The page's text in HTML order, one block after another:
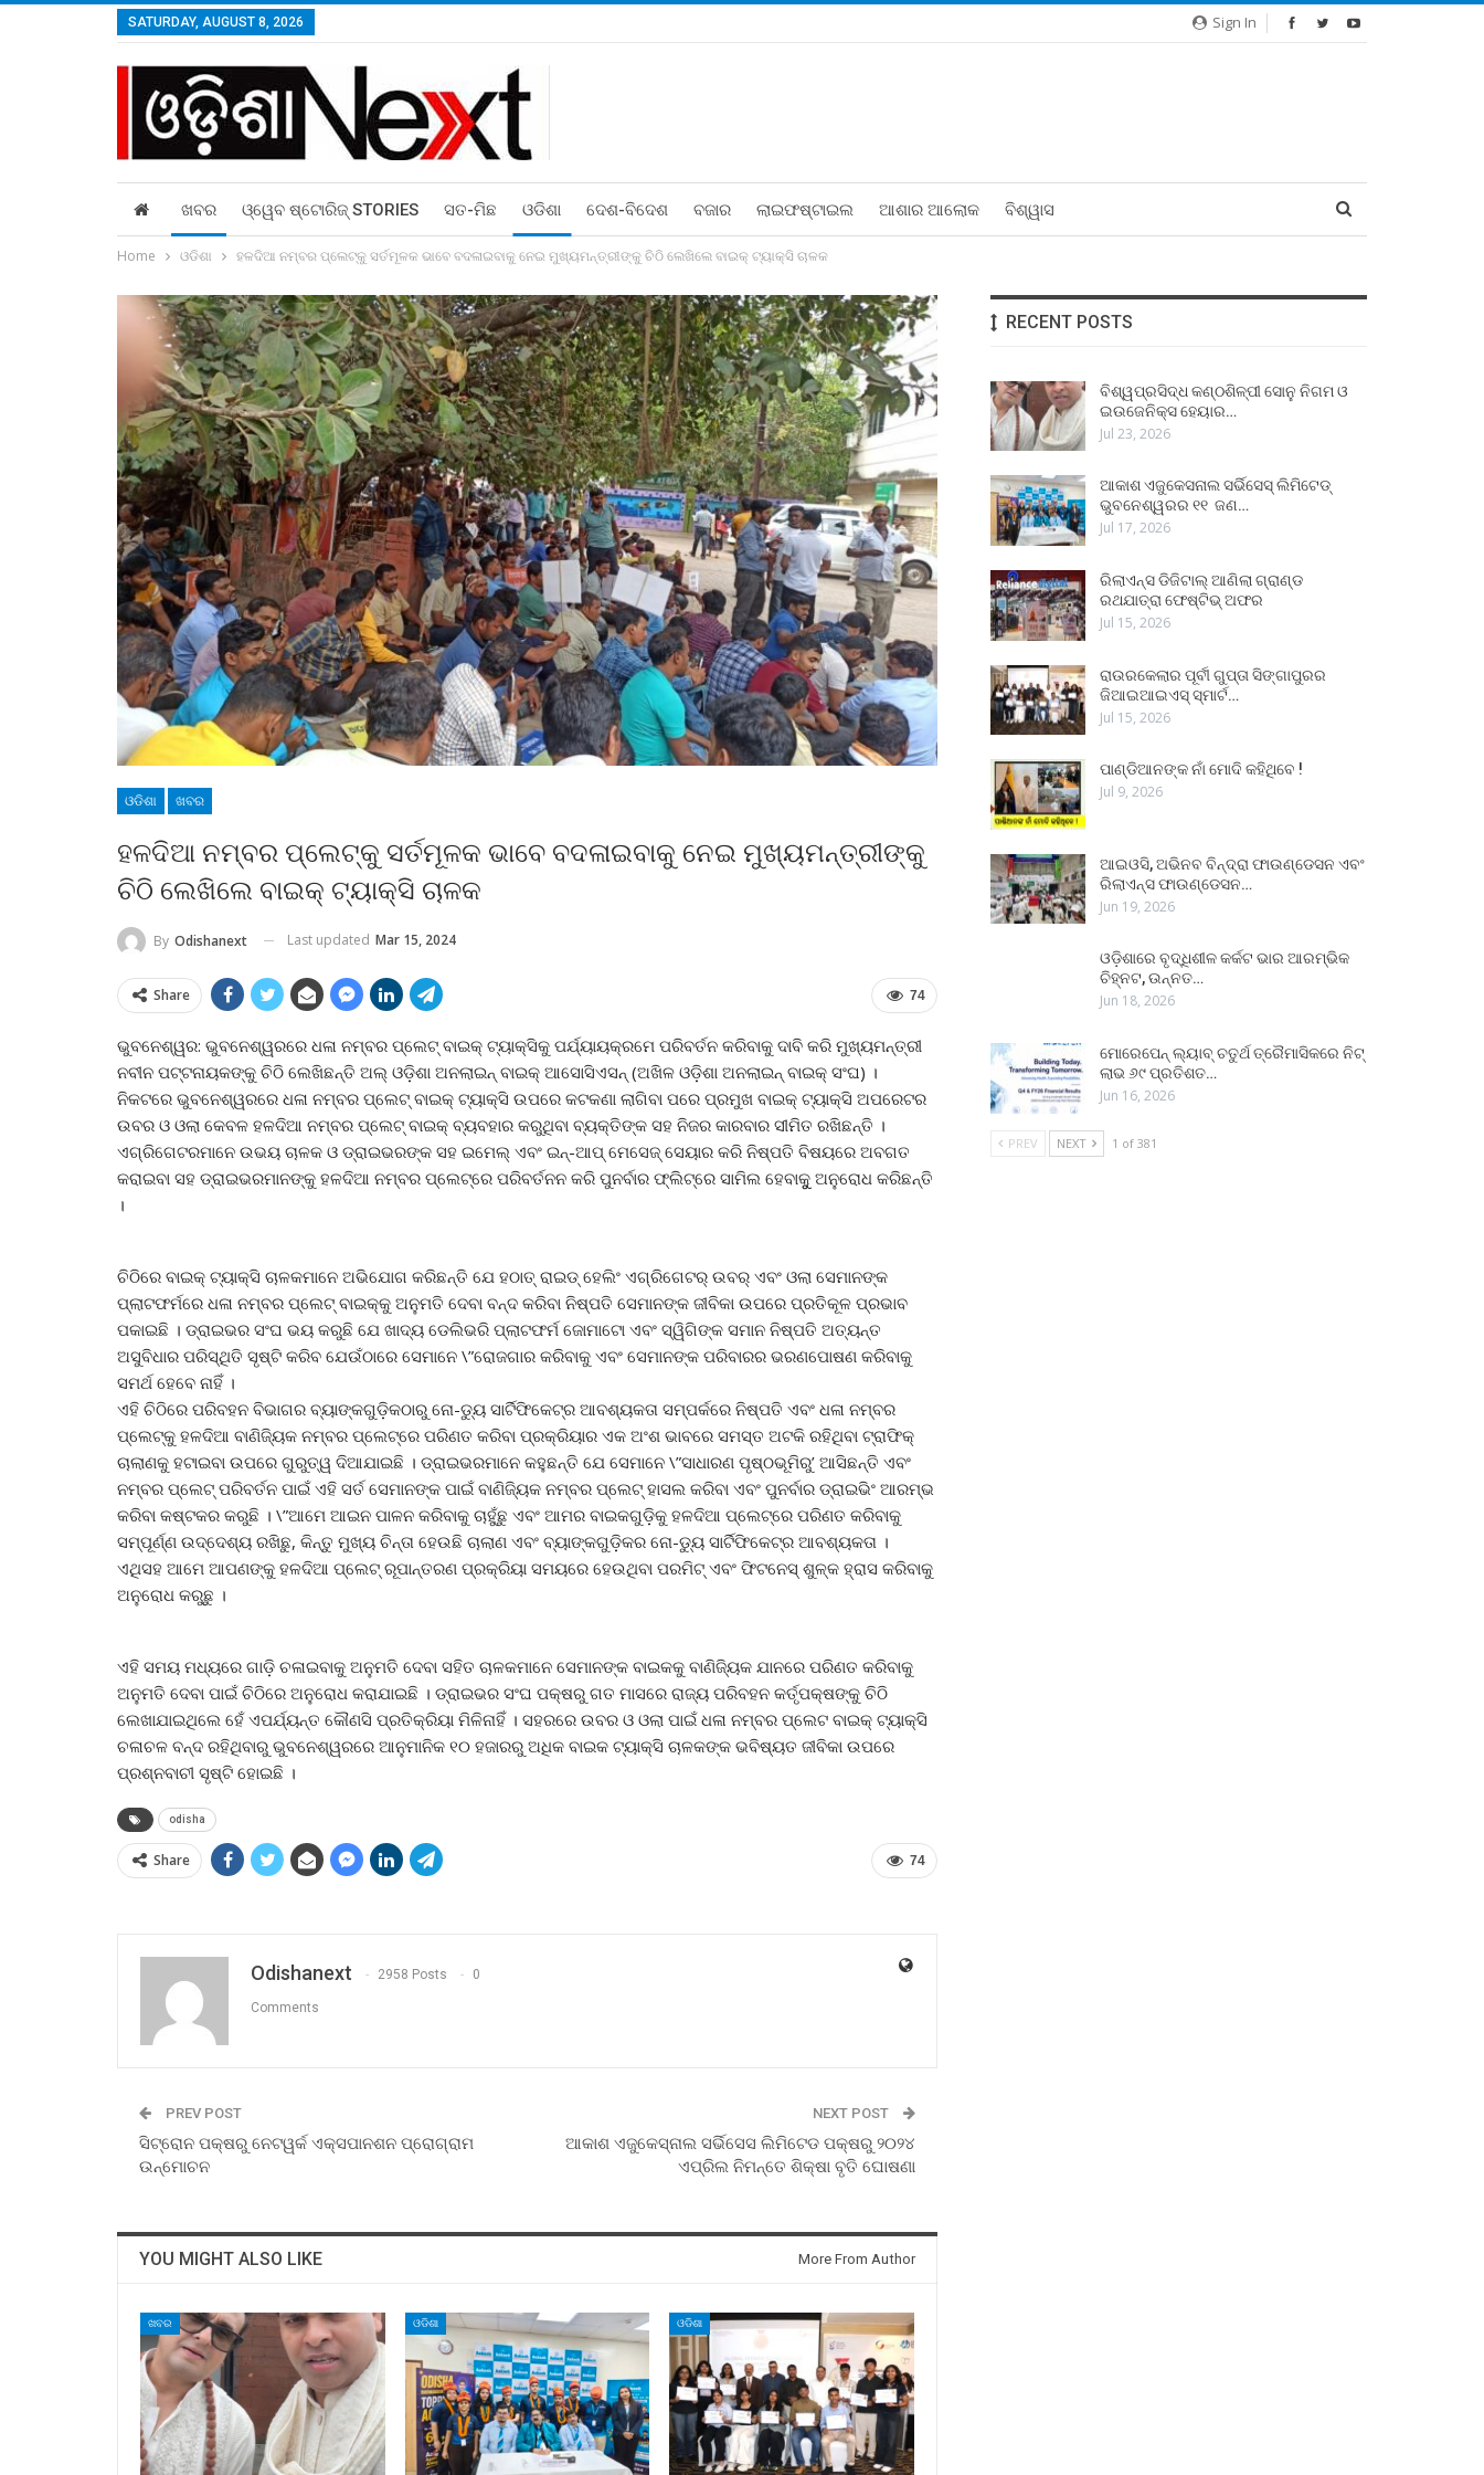
Sign In
SATURDAY, AUGUST 8, 2026
ଖବର ଓ୍ୱେବ ଷ୍ଟୋରିଜ୍‌ STORIES ସତ-ମିଛ ଓଡିଶା ଦେଶ-ବିଦେଶ ବଜାର ଲାଇଫଷ୍ଟାଇଲ ଆଶାର ଆଲୋକ ବିଶ୍ୱାସ
Home ଓଡିଶା ହଳଦିଆ ନମ୍ବର ପ୍ଲେଟ୍‌କୁ ସର୍ତମୂଳକ ଭାବେ ବଦଳାଇବାକୁ ନେଇ ମୁଖ୍ୟମନ୍ତ୍ରୀଙ୍କୁ ଚିଠି ଲେଖିଲେ ବାଇକ୍ ଟ୍ୟାକ୍ସି ଚାଳକ
ଓଡିଶା ଖବର
ହଳଦିଆ ନମ୍ବର ପ୍ଲେଟ୍‌କୁ ସର୍ତମୂଳକ ଭାବେ ବଦଳାଇବାକୁ ନେଇ ମୁଖ୍ୟମନ୍ତ୍ରୀଙ୍କୁ
ଚିଠି ଲେଖିଲେ ବାଇକ୍ ଟ୍ୟାକ୍ସି ଚାଳକ
By Odishanext Last updated Mar 15, 2024
74
Share
ଭୁବନେଶ୍ୱର: ଭୁବନେଶ୍ୱରରେ ଧଳା ନମ୍ବର ପ୍ଲେଟ୍ ବାଇକ୍ ଟ୍ୟାକ୍ସିକୁ ପର୍ଯ୍ୟାୟକ୍ରମେ ପରିବର୍ତନ କରିବାକୁ ଦାବି କରି ମୁଖ୍ୟମନ୍ତ୍ରୀ
ନବୀନ ପଟ୍ଟନାୟକଙ୍କୁ ଚିଠି ଲେଖିଛନ୍ତି ଅଲ୍ ଓଡ଼ିଶା ଅନଲାଇନ୍ ବାଇକ୍ ଆସୋସିଏସନ୍ (ଅଖିଳ ଓଡ଼ିଶା ଅନଲାଇନ୍ ବାଇକ୍ ସଂଘ) ।
ନିକଟରେ ଭୁବନେଶ୍ୱରରେ ଧଳା ନମ୍ବର ପ୍ଲେଟ୍ ବାଇକ୍ ଟ୍ୟାକ୍ସି ଉପରେ କଟକଣା ଲାଗିବା ପରେ ପ୍ରମୁଖ ବାଇକ୍ ଟ୍ୟାକ୍ସି ଅପରେଟର
ଉବର ଓ ଓଲା କେବଳ ହଳଦିଆ ନମ୍ବର ପ୍ଲେଟ୍ ବାଇକ୍ ବ୍ୟବହାର କରୁଥିବା ବ୍ୟକ୍ତିଙ୍କ ସହ ନିଜର କାରବାର ସୀମିତ ରଖିଛନ୍ତି ।
ଏଗ୍ରିଗେଟରମାନେ ଉଭୟ ଚାଳକ ଓ ଡ୍ରାଇଭରଙ୍କ ସହ ଇମେଲ୍ ଏବଂ ଇନ୍‌-ଆପ୍ ମେସେଜ୍ ସେୟାର କରି ନିଷ୍ପତି ବିଷୟରେ ଅବଗତ
କରାଇବା ସହ ଡ୍ରାଇଭରମାନଙ୍କୁ ହଳଦିଆ ନମ୍ବର ପ୍ଲେଟ୍‌ରେ ପରିବର୍ତନନ କରି ପୁନର୍ବାର ଫ୍ଲିଟ୍‌ରେ ସାମିଲ ହେବାକୁୁ ଅନୁରୋଧ କରିଛନ୍ତି
।
ଚିଠିରେ ବାଇକ୍ ଟ୍ୟାକ୍ସି ଚାଳକମାନେ ଅଭିଯୋଗ କରିଛନ୍ତି ଯେ ହଠାତ୍ ରାଇଡ୍ ହେଲିଂ ଏଗ୍ରିଗେଟର୍ ଉବର୍ ଏବଂ ଓଲା ସେମାନଙ୍କ
ପ୍ଲାଟଫର୍ମରେ ଧଳା ନମ୍ବର ପ୍ଲେଟ୍ ବାଇକ୍‌କୁ ଅନୁମତି ଦେବା ବନ୍ଦ କରିବା ନିଷ୍ପତି ସେମାନଙ୍କ ଜୀବିକା ଉପରେ ପ୍ରତିକୂଳ ପ୍ରଭାବ
ପକାଇଛି । ଡ୍ରାଇଭର ସଂଘ ଭୟ କରୁଛି ଯେ ଖାଦ୍ୟ ଡେଲିଭରି ପ୍ଲାଟଫର୍ମ ଜୋମାଟୋ ଏବଂ ସ୍ୱିଗିଙ୍କ ସମାନ ନିଷ୍ପତି ଅତ୍ୟନ୍ତ
ଅସୁବିଧାର ପରିସ୍ଥିତି ସୃଷ୍ଟି କରିବ ଯେଉଁଠାରେ ସେମାନେ \”ରୋଜଗାର କରିବାକୁ ଏବଂ ସେମାନଙ୍କ ପରିବାରର ଭରଣପୋଷଣ କରିବାକୁ
ସମର୍ଥ ହେବେ ନାହିଁ ।
ଏହି ଚିଠିରେ ପରିବହନ ବିଭାଗର ବ୍ୟାଙ୍କଗୁଡ଼ିକଠାରୁ ନୋ-ଡ୍ୟୁ ସାର୍ଟିଫିକେଟ୍‌ର ଆବଶ୍ୟକତା ସମ୍ପର୍କରେ ନିଷ୍ପତି ଏବଂ ଧଳା ନମ୍ବର
ପ୍ଲେଟ୍‌କୁ ହଳଦିଆ ବାଣିଜ୍ୟିକ ନମ୍ବର ପ୍ଲେଟ୍‌ରେ ପରିଣତ କରିବା ପ୍ରକ୍ରିୟାର ଏକ ଅଂଶ ଭାବରେ ସମସ୍ତ ଅଟକି ରହିଥିବା ଟ୍ରାଫିକ୍
ଚାଲାଣକୁ ହଟାଇବା ଉପରେ ଗୁରୁତ୍ୱ ଦିଆଯାଇଛି । ଡ୍ରାଇଭରମାନେ କହୁଛନ୍ତି ଯେ ସେମାନେ \”ସାଧାରଣ ପୃଷ୍ଠଭୂମିରୁ’ ଆସିଛନ୍ତି ଏବଂ
ନମ୍ବର ପ୍ଲେଟ୍ ପରିବର୍ତନ ପାଇଁ ଏହି ସର୍ତ ସେମାନଙ୍କ ପାଇଁ ବାଣିଜ୍ୟିକ ନମ୍ବର ପ୍ଲେଟ୍ ହାସଲ କରିବା ଏବଂ ପୁନର୍ବାର ଡ୍ରାଇଭିଂ ଆରମ୍ଭ
କରିବା କଷ୍ଟକର କରୁଛି । \”ଆମେ ଆଇନ ପାଳନ କରିବାକୁ ଚାହୁଁଛୁ ଏବଂ ଆମର ବାଇକଗୁଡ଼ିକୁ ହଳଦିଆ ପ୍ଲେଟ୍‌ରେ ପରିଣତ କରିବାକୁ
ସମ୍ପୂର୍ଣ୍ଣ ଉଦ୍ଦେଶ୍ୟ ରଖିଛୁ, କିନ୍ତୁ ମୁଖ୍ୟ ଚିନ୍ତା ହେଉଛି ଚାଲାଣ ଏବଂ ବ୍ୟାଙ୍କଗୁଡ଼ିକର ନୋ-ଡ୍ୟୁ ସାର୍ଟିଫିକେଟ୍‌ର ଆବଶ୍ୟକତା ।
ଏଥିସହ ଆମେ ଆପଣଙ୍କୁ ହଳଦିଆ ପ୍ଲେଟ୍ ରୂପାନ୍ତରଣ ପ୍ରକ୍ରିୟା ସମୟରେ ହେଉଥିବା ପରମିଟ୍ ଏବଂ ଫିଟନେସ୍ ଶୁଳ୍କ ହ୍ରାସ କରିବାକୁ
ଅନୁରୋଧ କରୁଛୁ ।
ଏହି ସମୟ ମଧ୍ୟରେ ଗାଡ଼ି ଚଳାଇବାକୁ ଅନୁମତି ଦେବା ସହିତ ଚାଳକମାନେ ସେମାନଙ୍କ ବାଇକକୁ ବାଣିଜ୍ୟିକ ଯାନରେ ପରିଣତ କରିବାକୁ
ଅନୁମତି ଦେବା ପାଇଁ ଚିଠିରେ ଅନୁରୋଧ କରାଯାଇଛି । ଡ୍ରାଇଭର ସଂଘ ପକ୍ଷରୁ ଗତ ମାସରେ ରାଜ୍ୟ ପରିବହନ କର୍ତୃପକ୍ଷଙ୍କୁ ଚିଠି
ଲେଖାଯାଇଥିଲେ ହେଁ ଏପର୍ଯ୍ୟନ୍ତ କୌଣସି ପ୍ରତିକ୍ରିୟା ମିଳିନାହିଁ । ସହରରେ ଉବର ଓ ଓଲା ପାଇଁ ଧଳା ନମ୍ବର ପ୍ଲେଟ ବାଇକ୍ ଟ୍ୟାକ୍ସି
ଚଳାଚଳ ବନ୍ଦ ରହିଥିବାରୁ ଭୁବନେଶ୍ୱରରେ ଆନୁମାନିକ ୧୦ ହଜାରରୁ ଅଧିକ ବାଇକ ଟ୍ୟାକ୍ସି ଚାଳକଙ୍କ ଭବିଷ୍ୟତ ଜୀବିକା ଉପରେ
ପ୍ରଶ୍ନବାଚୀ ସୃଷ୍ଟି ହୋଇଛି ।
odisha
74
Share
Odishanext 2958 Posts 0
Comments
PREV POST
ସିଟ୍ରୋନ ପକ୍ଷରୁ ନେଟୱର୍କ ଏକ୍ସପାନଶନ ପ୍ରୋଗ୍ରାମ
ଉନ୍ମୋଚନ
NEXT POST
ଆକାଶ ଏଜୁକେସ୍‌ନାଲ ସର୍ଭିସେସ ଲିମିଟେଡ ପକ୍ଷରୁ ୨୦୨୪
ଏପ୍ରିଲ ନିମନ୍ତେ ଶିକ୍ଷା ବୃତି ଘୋଷଣା
YOU MIGHT ALSO LIKE More From Author
ଖବର ଓଡିଶା ଓଡିଶା
RECENT POSTS
ବିଶ୍ୱପ୍ରସିଦ୍ଧ କଣ୍ଠଶିଳ୍ପୀ ସୋନୁ ନିଗମ ଓ
ଇଉଜେନିକ୍ସ ହେୟାର…
Jul 23, 2026
ଆକାଶ ଏଜୁକେସନାଲ ସର୍ଭିସେସ୍ ଲିମିଟେଡ୍
ଭୁବନେଶ୍ୱରର ୧୧ ଜଣ…
Jul 17, 2026
ରିଲାଏନ୍ସ ଡିଜିଟାଲ୍ ଆଣିଲା ଗ୍ରାଣ୍ଡ
ରଥଯାତ୍ରା ଫେଷ୍ଟିଭ୍ ଅଫର
Jul 15, 2026
ରାଉରକେଲାର ପୂର୍ବୀ ଗୁପ୍ତା ସିଙ୍ଗାପୁରର
ଜିଆଇଆଇଏସ୍ ସ୍ମାର୍ଟ…
Jul 15, 2026
ପାଣ୍ଡିଆନଙ୍କ ନାଁ ମୋଦି କହିଥିବେ !
Jul 9, 2026
ଆଇଓସି, ଅଭିନବ ବିନ୍ଦ୍ରା ଫାଉଣ୍ଡେସନ ଏବଂ
ରିଲାଏନ୍ସ ଫାଉଣ୍ଡେସନ…
Jun 19, 2026
ଓଡ଼ିଶାରେ ବୃଦ୍ଧିଶୀଳ କର୍କଟ ଭାର ଆରମ୍ଭିକ
ଚିହ୍ନଟ, ଉନ୍ନତ…
Jun 18, 2026
ମୋରେପେନ୍ ଲ୍ୟାବ୍ ଚତୁର୍ଥ ତ୍ରୈମାସିକରେ ନିଟ୍
ଲାଭ ୬୯ ପ୍ରତିଶତ…
Jun 16, 2026
PREV NEXT 1 of 381